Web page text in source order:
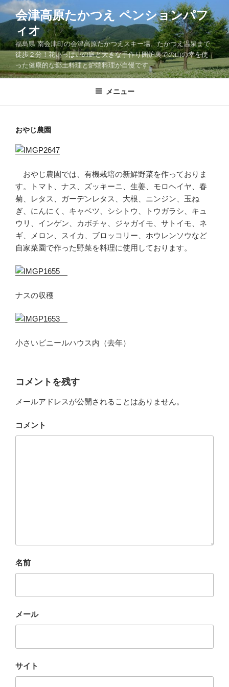
コ
ン
ツ
へ
ス
会津高原たかつえ ペンションパフ
ィオ
福島県 南会津町の会津高原たかつえスキー場、たかつえ温泉まで
徒歩２分！花いっぱいの庭と大きな手作り囲炉裏での山の幸を使
った健康的な郷土料理と炉端料理が自慢です。
メニュー
おやじ農園
おやじ農園では、有機栽培の新鮮野菜を作っておりま
す。トマト、ナス、ズッキーニ、生姜、モロヘイヤ、春
菊、レタス、ガーデンレタス、大根、ニンジン、玉ね
ぎ、にんにく、キャベツ、シシトウ、トウガラシ、キュ
ウリ、インゲン、カボチャ、ジャガイモ、サトイモ、ネ
ギ、メロン、スイカ、ブロッコリー、ホウレンソウなど
自家菜園で作った野菜を料理に使用しております。
ナスの収穫
小さいビニールハウス内（去年）
コメントを残す
メールアドレスが公開されることはありません。
コメント
名前
メール
サイト